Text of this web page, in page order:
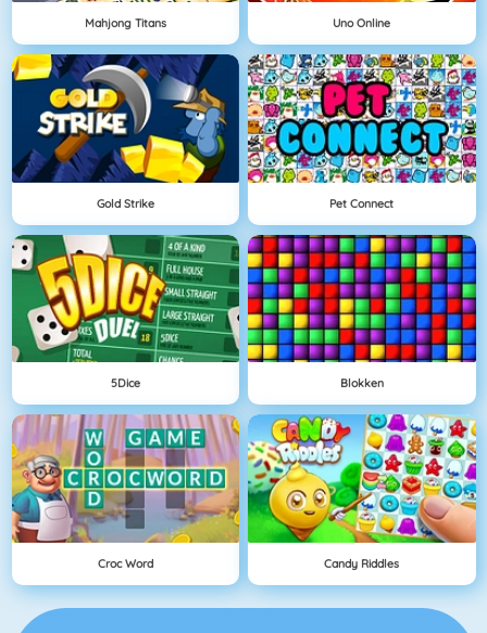
Mahjong Titans Uno Online
Gold Strike Pet Connect
5Dice Blokken
Croc Word Candy Riddles